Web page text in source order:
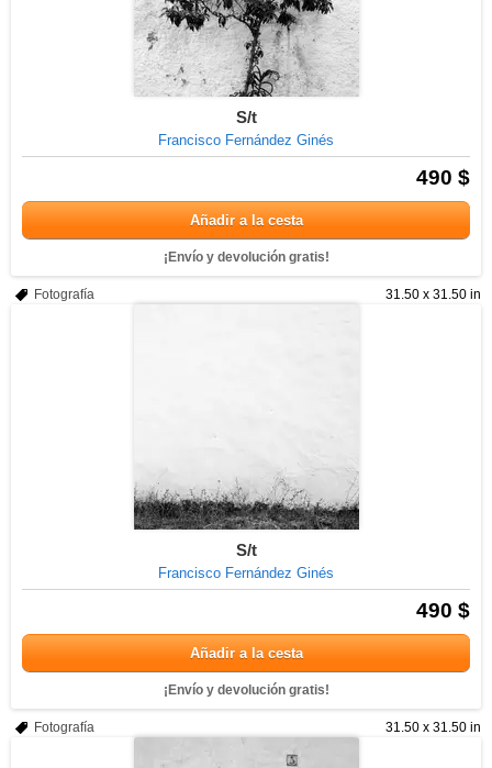
S/t
Francisco Fernández Ginés
490 $
Añadir a la cesta
¡Envío y devolución gratis!
31.50 x 31.50 in
Fotografía
S/t
Francisco Fernández Ginés
490 $
Añadir a la cesta
¡Envío y devolución gratis!
31.50 x 31.50 in
Fotografía